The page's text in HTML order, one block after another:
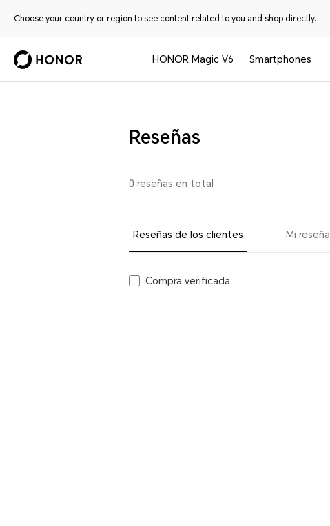
Choose your country or region to see content related to you and shop directly.
HONOR Magic V6 Smartphones
Reseñas
0 reseñas en total
Reseñas de los clientes Mi reseña
Compra verificada